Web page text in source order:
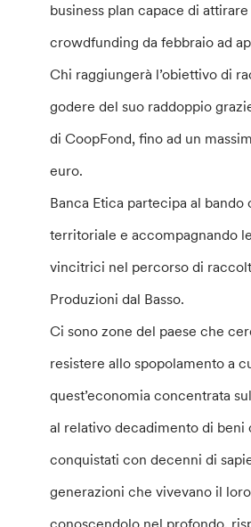
business plan capace di
crowdfunding da febbraio ad
Chi raggiungerà l’obiettivo di
godere del suo raddoppio
di CoopFond, fino ad un
euro.
Banca Etica partecipa al bando
territoriale e accompagnando
vincitrici nel percorso di
Produzioni dal Basso.
Ci sono zone del paese che
resistere allo spopolamento a
quest’economia concentrata
al relativo decadimento di beni
conquistati con decenni di
generazioni che vivevano il
conoscendolo nel profondo,